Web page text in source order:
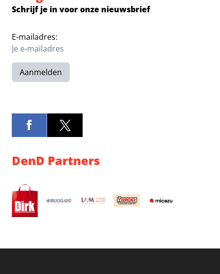
Schrijf je in voor onze nieuwsbrief
E-mailadres:
Aanmelden
DenD Partners